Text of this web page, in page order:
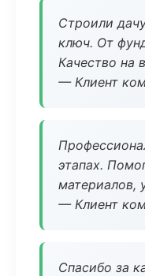
Строили
ключ. От
Качество на
— Клиент
этапах.
материалов,
— Клиент
Спасибо за